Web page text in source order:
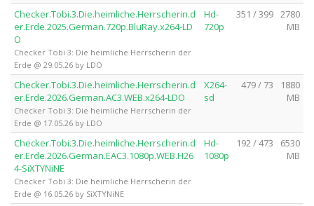
Checker.Tobi.3.Die.heimliche.Herrscherin.d
er.Erde.2025.German.720p.BluRay.x264-LD
O
Checker Tobi 3: Die heimliche Herrscherin der
Erde @ 29.05.26 by LDO
Hd-
720p
351 / 399 2780
MB
Checker.Tobi.3.Die.heimliche.Herrscherin.d
er.Erde.2026.German.AC3.WEB.x264-LDO
Checker Tobi 3: Die heimliche Herrscherin der
Erde @ 17.05.26 by LDO
X264-
sd
479 / 73
1880
MB
Checker.Tobi.3.Die.heimliche.Herrscherin.d
er.Erde.2026.German.EAC3.1080p.WEB.H26
4-SiXTYNiNE
Checker Tobi 3: Die heimliche Herrscherin der
Erde @ 16.05.26 by SiXTYNiNE
Hd-
1080p
192 / 473
6530
MB